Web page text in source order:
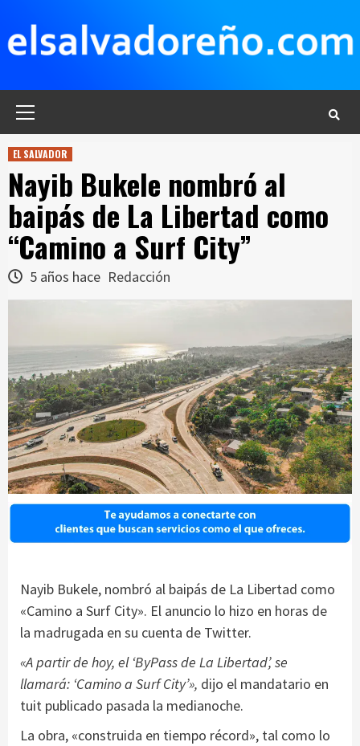
contenido
EL SALVADOR
Nayib Bukele nombró al
baipás de La Libertad como
“Camino a Surf City”
5 años hace Redacción
Nayib Bukele, nombró al baipás de La Libertad como
«Camino a Surf City». El anuncio lo hizo en horas de
la madrugada en su cuenta de Twitter.
«A partir de hoy, el ‘ByPass de La Libertad’, se
llamará: ‘Camino a Surf City’», dijo el mandatario en
tuit publicado pasada la medianoche.
La obra, «construida en tiempo récord», tal como lo